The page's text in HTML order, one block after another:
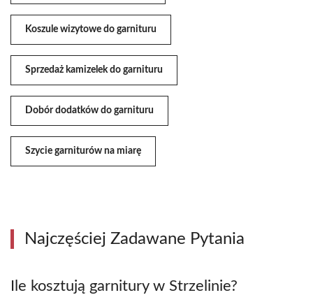
Koszule wizytowe do garnituru
Sprzedaż kamizelek do garnituru
Dobór dodatków do garnituru
Szycie garniturów na miarę
Najczęściej Zadawane Pytania
Ile kosztują garnitury w Strzelinie?